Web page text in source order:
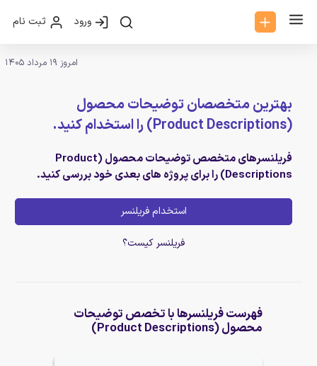
ورود ثبت نام
امروز 19 مرداد 1405
بهترین متخصصان توضیحات محصول
(Product Descriptions) را استخدام کنید.
فریلنسرهای متخصص توضیحات محصول (Product
Descriptions) را برای پروژه های بعدی خود بررسی کنید.
استخدام فریلنسر
فریلنسر کیست؟
فهرست فریلنسرها با تخصص توضیحات
محصول (Product Descriptions)